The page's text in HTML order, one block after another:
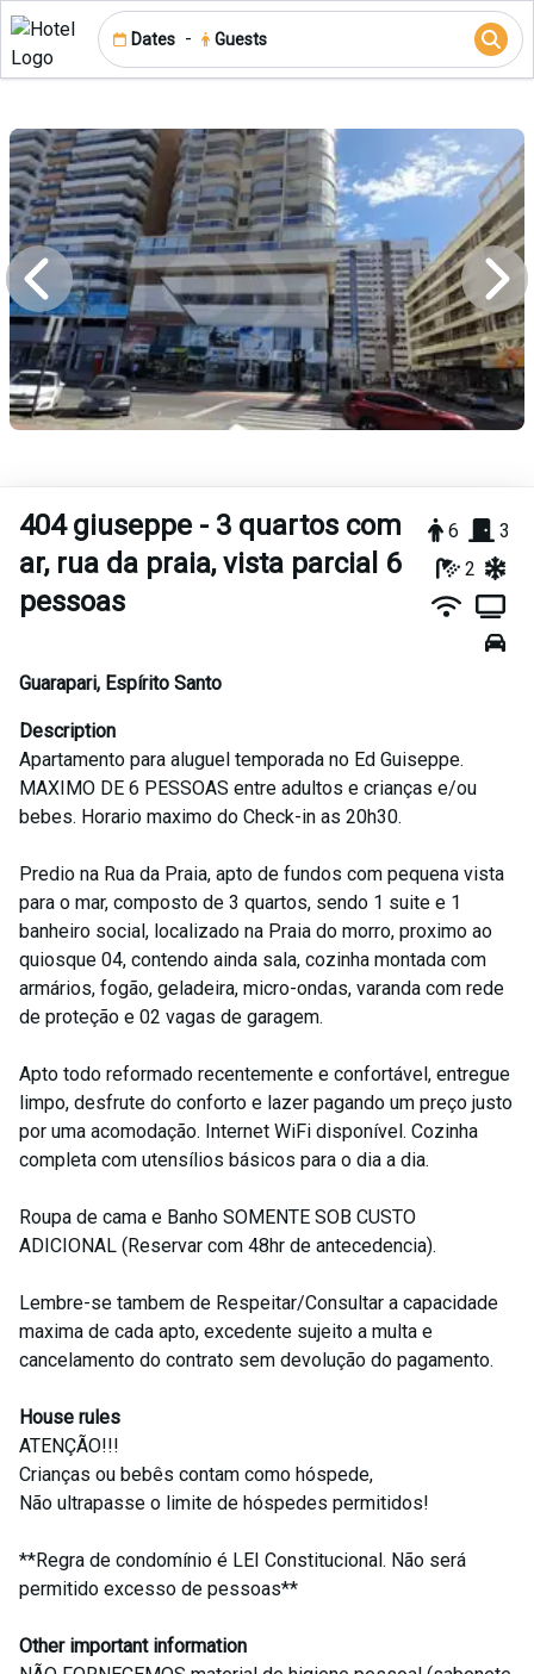
Dates - Guests
404 giuseppe - 3 quartos com
ar, rua da praia, vista parcial 6
pessoas
6
3
2
Guarapari, Espírito Santo
Description
Apartamento para aluguel temporada no Ed Guiseppe.
MAXIMO DE 6 PESSOAS entre adultos e crianças e/ou
bebes. Horario maximo do Check-in as 20h30.
Predio na Rua da Praia, apto de fundos com pequena vista
para o mar, composto de 3 quartos, sendo 1 suite e 1
banheiro social, localizado na Praia do morro, proximo ao
quiosque 04, contendo ainda sala, cozinha montada com
armários, fogão, geladeira, micro-ondas, varanda com rede
de proteção e 02 vagas de garagem.
Apto todo reformado recentemente e confortável, entregue
limpo, desfrute do conforto e lazer pagando um preço justo
por uma acomodação. Internet WiFi disponível. Cozinha
completa com utensílios básicos para o dia a dia.
Roupa de cama e Banho SOMENTE SOB CUSTO
ADICIONAL (Reservar com 48hr de antecedencia).
Lembre-se tambem de Respeitar/Consultar a capacidade
maxima de cada apto, excedente sujeito a multa e
cancelamento do contrato sem devolução do pagamento.
House rules
ATENÇÃO!!!
Crianças ou bebês contam como hóspede,
Não ultrapasse o limite de hóspedes permitidos!
**Regra de condomínio é LEI Constitucional. Não será
permitido excesso de pessoas**
Other important information